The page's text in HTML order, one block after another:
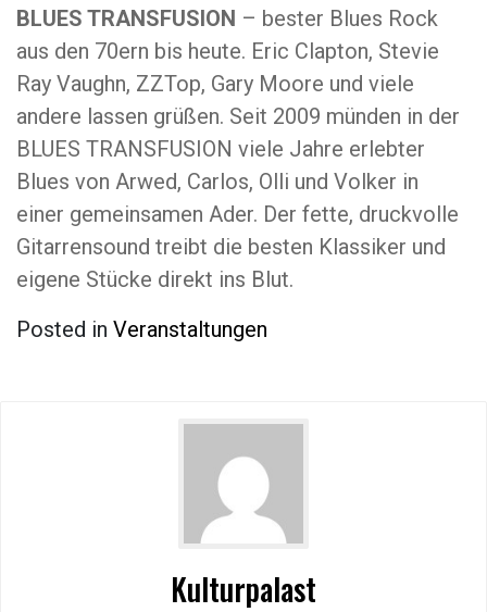
BLUES TRANSFUSION – bester Blues Rock
aus den 70ern bis heute. Eric Clapton, Stevie
Ray Vaughn, ZZTop, Gary Moore und viele
andere lassen grüßen. Seit 2009 münden in der
BLUES TRANSFUSION viele Jahre erlebter
Blues von Arwed, Carlos, Olli und Volker in
einer gemeinsamen Ader. Der fette, druckvolle
Gitarrensound treibt die besten Klassiker und
eigene Stücke direkt ins Blut.
Posted in Veranstaltungen
Kulturpalast